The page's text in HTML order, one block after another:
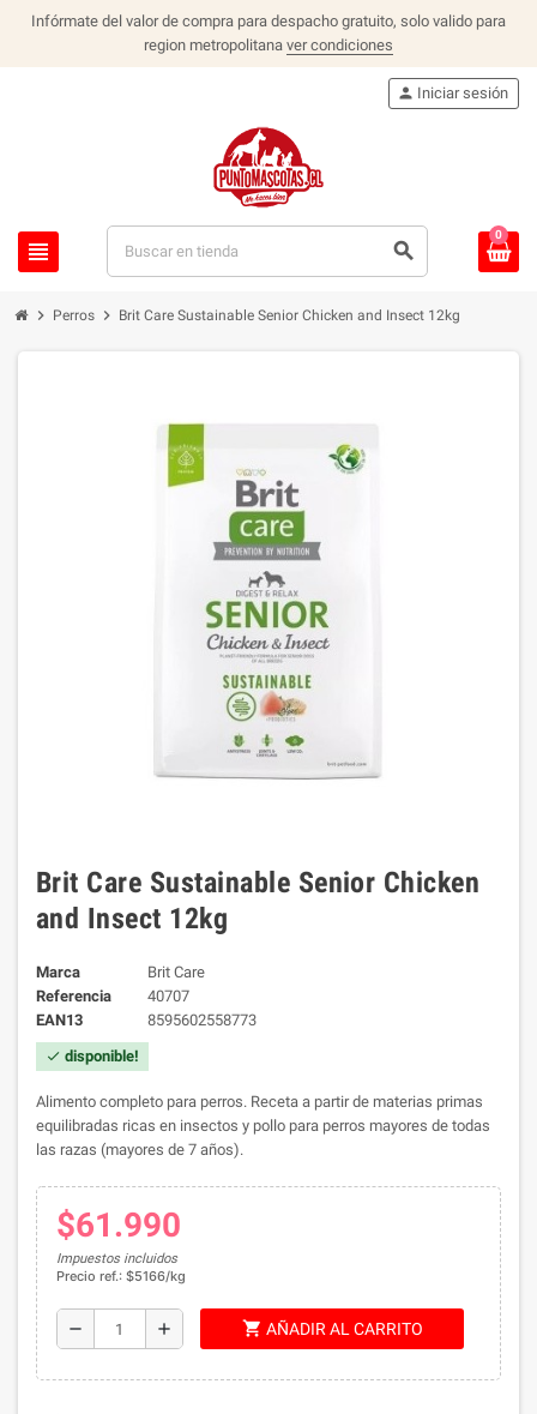
Infórmate del valor de compra para despacho gratuito, solo valido para
region metropolitana ver condiciones
view_headline search
person Iniciar sesión
0
chevron_right Perros chevron_right Brit Care Sustainable Senior Chicken and Insect 12kg
Brit Care Sustainable Senior Chicken
and Insect 12kg
Marca
Brit Care
Referencia
40707
EAN13
8595602558773
check disponible!
Alimento completo para perros. Receta a partir de materias primas
equilibradas ricas en insectos y pollo para perros mayores de todas
las razas (mayores de 7 años).
$61.990
Impuestos incluidos
Precio ref.: $5166/kg
remove add shopping_cart AÑADIR AL CARRITO